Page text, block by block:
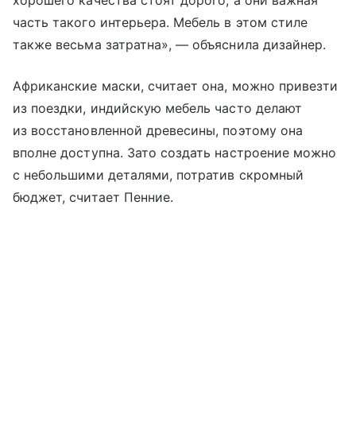
часть такого интерьера. Мебель в этом стиле
также весьма затратна», — объяснила дизайнер.
Африканские маски, считает она, можно привезти
из поездки, индийскую мебель часто делают
из восстановленной древесины, поэтому она
вполне доступна. Зато создать настроение можно
с небольшими деталями, потратив скромный
бюджет, считает Пенние.